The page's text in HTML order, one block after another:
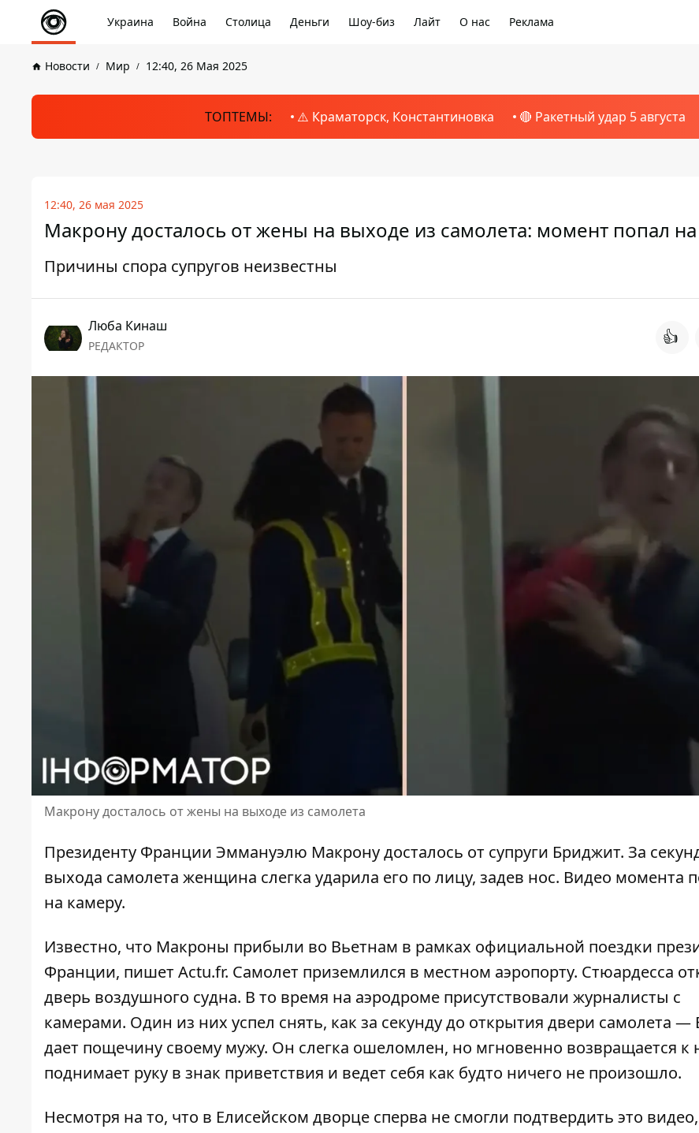
Украина Война Столица Деньги Шоу-биз Лайт О нас Реклама
Новости Мир 12:40, 26 Мая 2025
ТОПТЕМЫ: ⚠️ Краматорск, Константиновка 🔴 Ракетный удар 5 августа
12:40, 26 мая 2025
Макрону досталось от жены на выходе из самолета: момент попал
Причины спора супругов неизвестны
Люба Кинаш
РЕДАКТОР 👍
Макрону досталось от жены на выходе из самолета
Президенту Франции Эммануэлю Макрону досталось от супруги Бриджит. За
выхода самолета женщина слегка ударила его по лицу, задев нос. Видео момента
на камеру.
Известно, что Макроны прибыли во Вьетнам в рамках официальной поездки
Франции, пишет Actu.fr. Самолет приземлился в местном аэропорту. Стюардесса
дверь воздушного судна. В то время на аэродроме присутствовали журналисты с
камерами. Один из них успел снять, как за секунду до открытия двери самолета —
дает пощечину своему мужу. Он слегка ошеломлен, но мгновенно возвращается к
поднимает руку в знак приветствия и ведет себя как будто ничего не произошло.
Несмотря на то, что в Елисейском дворце сперва не смогли подтвердить это видео,